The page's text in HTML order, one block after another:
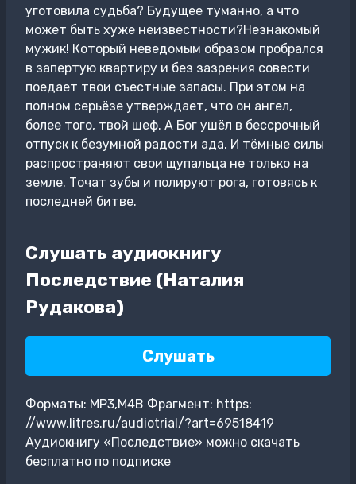
уготовила судьба? Будущее туманно, а что
может быть хуже неизвестности?Незнакомый
мужик! Который неведомым образом пробрался
в запертую квартиру и без зазрения совести
поедает твои съестные запасы. При этом на
полном серьёзе утверждает, что он ангел,
более того, твой шеф. А Бог ушёл в бессрочный
отпуск к безумной радости ада. И тёмные силы
распространяют свои щупальца не только на
земле. Точат зубы и полируют рога, готовясь к
последней битве.
Слушать аудиокнигу
Последствие (Наталия
Рудакова)
Слушать
Форматы: MP3,M4B Фрагмент: https:
//www.litres.ru/audiotrial/?art=69518419
Аудиокнигу «Последствие» можно скачать
бесплатно по подписке